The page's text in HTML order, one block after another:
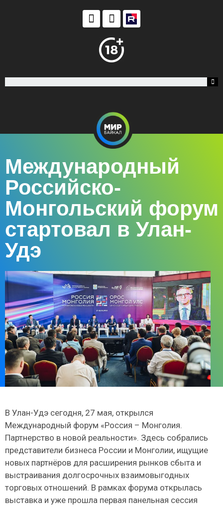
Международный
Российско-
Монгольский форум
стартовал в Улан-
Удэ
В Улан-Удэ сегодня, 27 мая, открылся
Международный форум «Россия – Монголия.
Партнерство в новой реальности». Здесь собрались
представители бизнеса России и Монголии, ищущие
новых партнёров для расширения рынков сбыта и
выстраивания долгосрочных взаимовыгодных
торговых отношений. В рамках форума открылась
выставка и уже прошла первая панельная сессия